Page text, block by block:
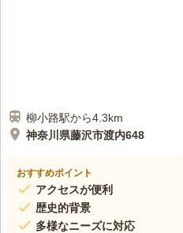
柳小路駅から4.3km
神奈川県藤沢市渡内648
おすすめポイント
アクセスが便利
歴史的背景
多様なニーズに対応